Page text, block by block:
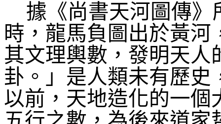
據《尚書天河圖傳
時，龍馬負圖出於黃
其文理輿數，發明天人
卦。」是人類未有歷史
以前，天地造化的一個